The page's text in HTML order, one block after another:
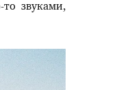
звуками,